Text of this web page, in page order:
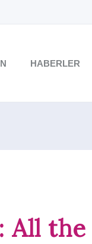
HABERLER
All the